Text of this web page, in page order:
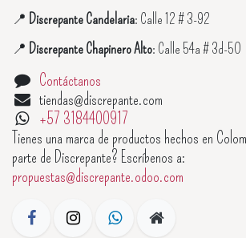
📍 Discrepante Candelaria: Calle 12 # 3-92
📍 Discrepante Chapinero Alto: Calle 54a # 3d-50
Contáctanos
tiendas@discrepante.com
+57 3184400917
Tienes una marca de productos hechos en
parte de Discrepante? Escríbenos a:
propuestas@discrepante.odoo.com